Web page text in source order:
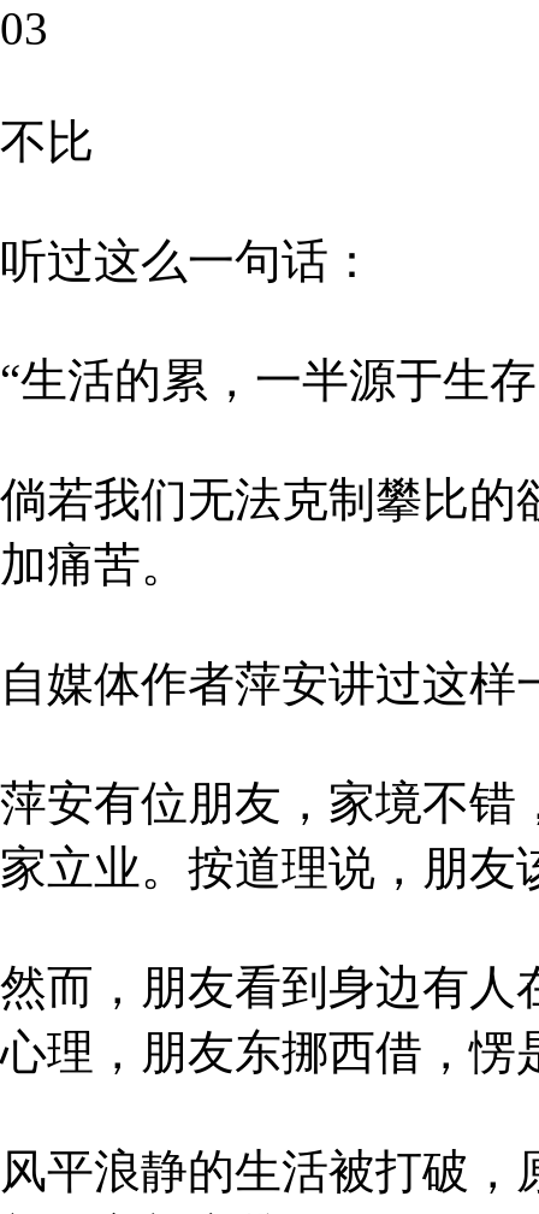
03
不比
听过这么一句话：
“生活的累，一半源于生
倘若我们无法克制攀比的
加痛苦。
自媒体作者萍安讲过这样
萍安有位朋友，家境不错
家立业。按道理说，朋友
然而，朋友看到身边有人
心理，朋友东挪西借，愣
风平浪静的生活被打破